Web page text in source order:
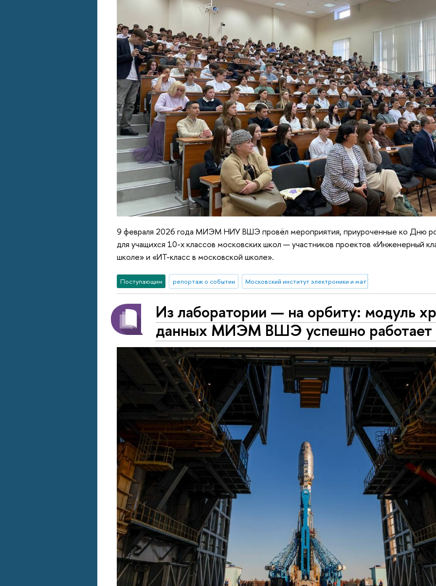
9 февраля 2026 года МИЭМ НИУ ВШЭ провёл мероприятия, приуроченные ко Дню
для учащихся 10-х классов московских школ — участников проектов «Инженерный
школе» и «ИТ-класс в московской школе».
Поступающим репортаж о событии Московский институт электроники и математики им. А.Н.
Из лаборатории — на орбиту: модуль
данных МИЭМ ВШЭ успешно работает